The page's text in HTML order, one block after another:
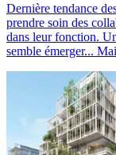
Dernière tendance
prendre soin des
dans leur fonction.
semble émerger...